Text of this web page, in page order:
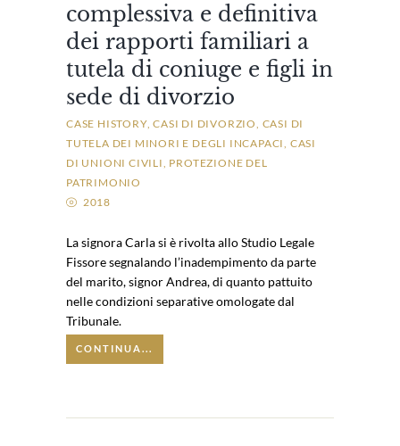
complessiva e definitiva
dei rapporti familiari a
tutela di coniuge e figli in
sede di divorzio
CASE HISTORY CASI DI DIVORZIO CASI DI
TUTELA DEI MINORI E DEGLI INCAPACI CASI
DI UNIONI CIVILI PROTEZIONE DEL
PATRIMONIO
2018
La signora Carla si è rivolta allo Studio Legale
Fissore segnalando l’inadempimento da parte
del marito, signor Andrea, di quanto pattuito
nelle condizioni separative omologate dal
Tribunale.
CONTINUA...